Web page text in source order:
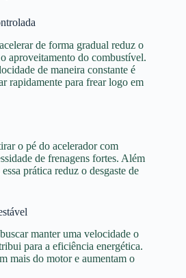
de forma gradual reduz o
aproveitamento do combustível.
de maneira constante é
rapidamente para frear logo em
o pé do acelerador com
de frenagens fortes. Além
prática reduz o desgaste de
manter uma velocidade o
para a eficiência energética.
mais do motor e aumentam o